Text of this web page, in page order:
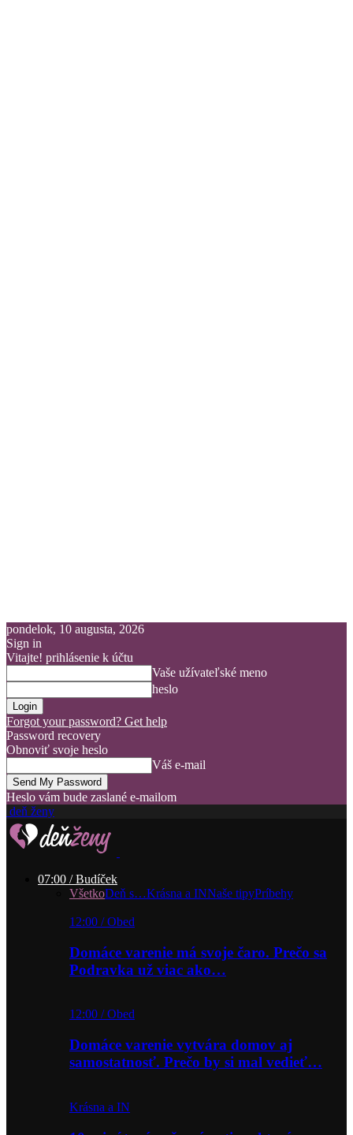
pondelok, 10 augusta, 2026
Sign in
Vitajte! prihlásenie k účtu
Vaše užívateľské meno
heslo
Forgot your password? Get help
Password recovery
Obnoviť svoje heslo
Váš e-mail
Heslo vám bude zaslané e-mailom
deň ženy
07:00 / Budíček
VšetkoDeň s…Krásna a INNaše tipyPríbehy
12:00 / Obed
Domáce varenie má svoje čaro. Prečo sa
Podravka už viac ako…
12:00 / Obed
Domáce varenie vytvára domov aj
samostatnosť. Prečo by si mal vedieť…
Krásna a IN